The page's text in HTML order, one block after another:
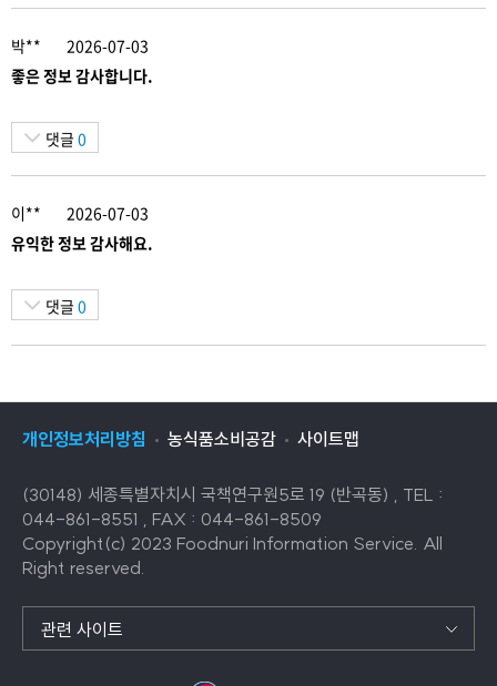
박**
2026-07-03
좋은 정보 감사합니다.
댓글 0
이**
2026-07-03
유익한 정보 감사해요.
댓글 0
개인정보처리방침 농식품소비공감 사이트맵
(30148) 세종특별자치시 국책연구원5로 19 (반곡동) , TEL :
044-861-8551 , FAX : 044-861-8509
Copyright(c) 2023 Foodnuri Information Service. All
Right reserved.
관련 사이트